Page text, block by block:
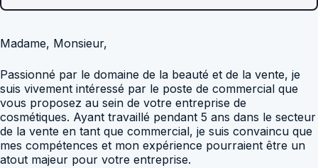
Madame, Monsieur,
Passionné par le domaine de la beauté et de la vente, je
suis vivement intéressé par le poste de commercial que
vous proposez au sein de votre entreprise de
cosmétiques. Ayant travaillé pendant 5 ans dans le secteur
de la vente en tant que commercial, je suis convaincu que
mes compétences et mon expérience pourraient être un
atout majeur pour votre entreprise.